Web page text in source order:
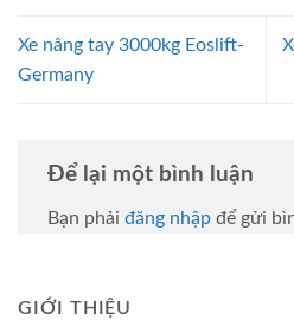
Xe nâng tay 3000kg Eoslift-
Germany
Để lại một bình luận
Bạn phải đăng nhập để gửi
GIỚI THIỆU